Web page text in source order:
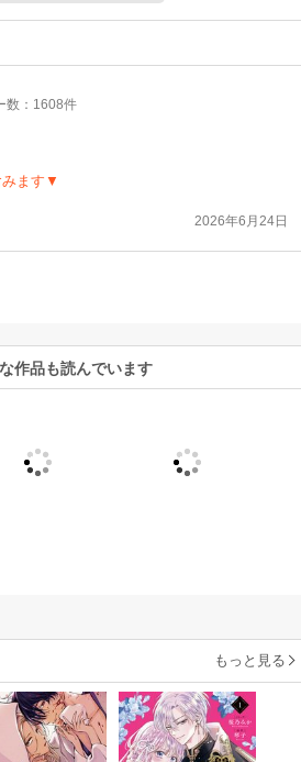
数：1608件
みます▼
2026年6月24日
作品も読んでいます
もっと見る